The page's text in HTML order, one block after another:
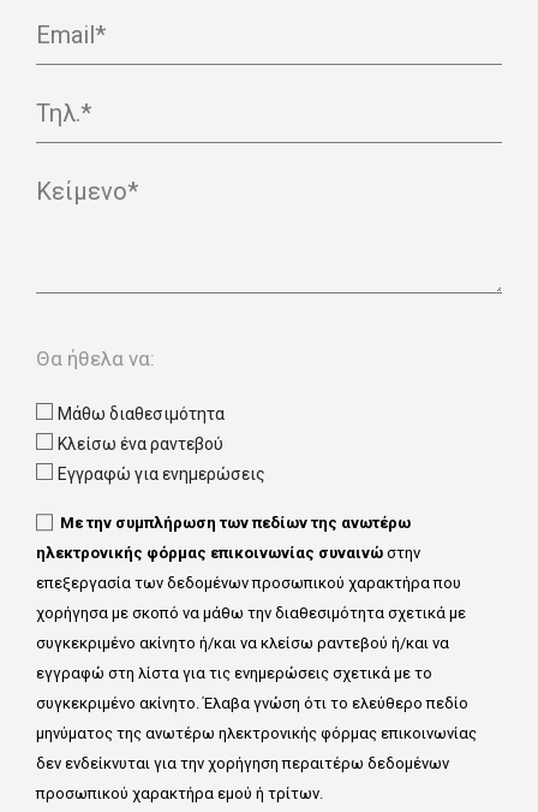
Email*
Τηλ.*
Κείμενο*
Θα ήθελα να:
Μάθω διαθεσιμότητα
Κλείσω ένα ραντεβού
Εγγραφώ για ενημερώσεις
Με την συμπλήρωση των πεδίων της ανωτέρω
ηλεκτρονικής φόρμας επικοινωνίας συναινώ στην
επεξεργασία των δεδομένων προσωπικού χαρακτήρα που
χορήγησα με σκοπό να μάθω την διαθεσιμότητα σχετικά με
συγκεκριμένο ακίνητο ή/και να κλείσω ραντεβού ή/και να
εγγραφώ στη λίστα για τις ενημερώσεις σχετικά με το
συγκεκριμένο ακίνητο. Έλαβα γνώση ότι το ελεύθερο πεδίο
μηνύματος της ανωτέρω ηλεκτρονικής φόρμας επικοινωνίας
δεν ενδείκνυται για την χορήγηση περαιτέρω δεδομένων
προσωπικού χαρακτήρα εμού ή τρίτων.